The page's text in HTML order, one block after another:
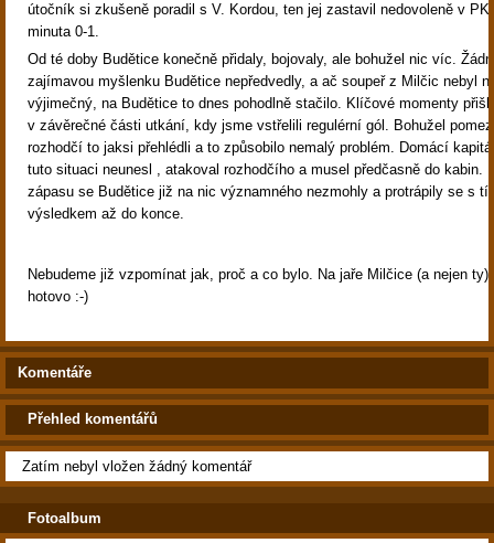
útočník si zkušeně poradil s V. Kordou, ten jej zastavil nedovoleně v
minuta 0-1.
Od té doby Budětice konečně přidaly, bojovaly, ale bohužel nic víc.
zajímavou myšlenku Budětice nepředvedly, a ač soupeř z Milčic nebyl
výjimečný, na Budětice to dnes pohodlně stačilo. Klíčové momenty
v závěrečné části utkání, kdy jsme vstřelili regulérní gól. Bohužel
rozhodčí to jaksi přehlédli a to způsobilo nemalý problém. Domácí
tuto situaci neunesl , atakoval rozhodčího a musel předčasně do kabin.
zápasu se Budětice již na nic významného nezmohly a protrápily se s
výsledkem až do konce.
Nebudeme již vzpomínat jak, proč a co bylo. Na jaře Milčice (a nejen ty)
hotovo :-)
Komentáře
Přehled komentářů
Zatím nebyl vložen žádný komentář
Fotoalbum